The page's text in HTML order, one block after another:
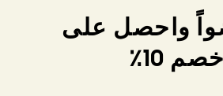
واحصل على
خصم 10٪